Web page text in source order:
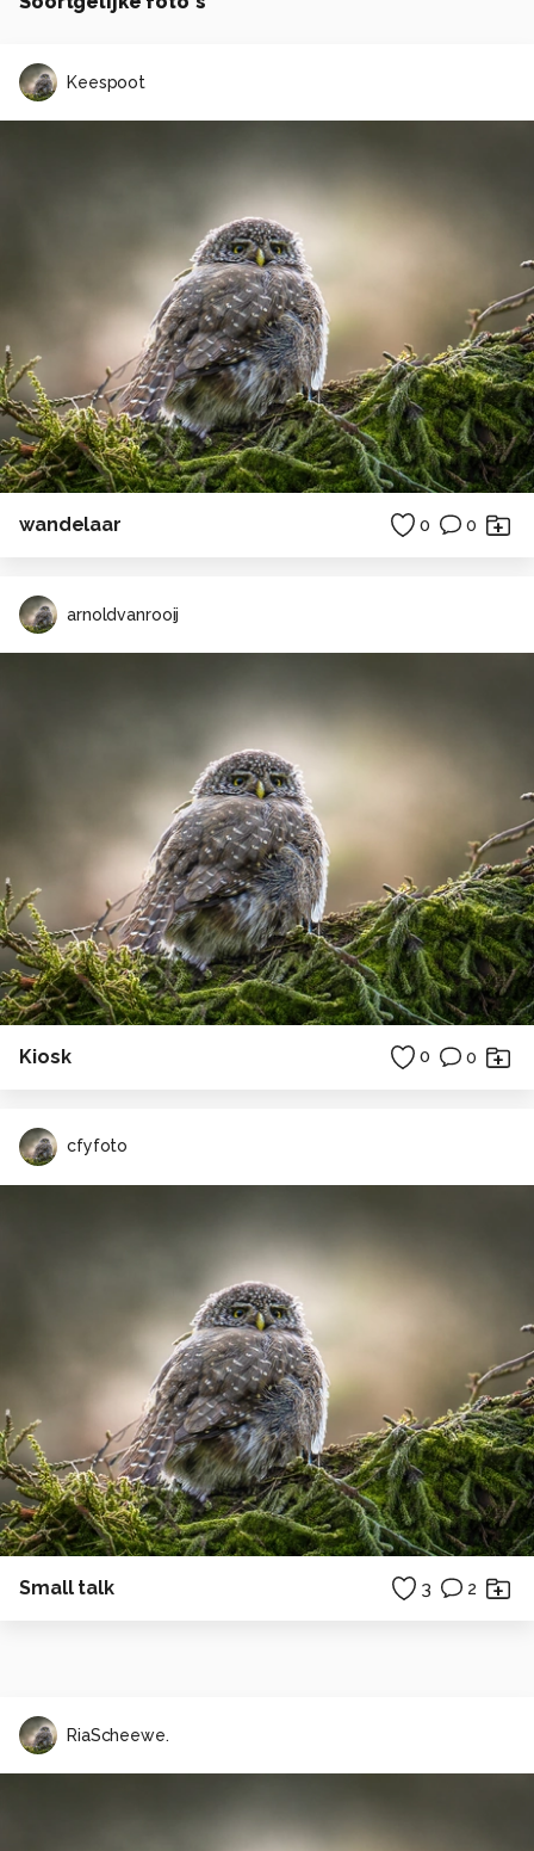
Keespoot
wandelaar 0 0
arnoldvanrooij
Kiosk 0 0
cfyfoto
Small talk 3 2
RiaScheewe.